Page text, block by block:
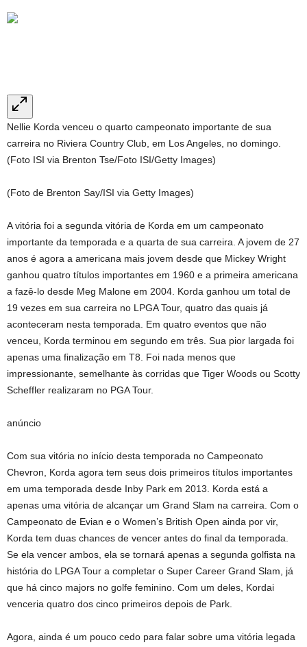
Nellie Korda venceu o quarto campeonato importante de sua
carreira no Riviera Country Club, em Los Angeles, no domingo.
(Foto ISI via Brenton Tse/Foto ISI/Getty Images)
(Foto de Brenton Say/ISI via Getty Images)
A vitória foi a segunda vitória de Korda em um campeonato
importante da temporada e a quarta de sua carreira. A jovem de 27
anos é agora a americana mais jovem desde que Mickey Wright
ganhou quatro títulos importantes em 1960 e a primeira americana
a fazê-lo desde Meg Malone em 2004. Korda ganhou um total de
19 vezes em sua carreira no LPGA Tour, quatro das quais já
aconteceram nesta temporada. Em quatro eventos que não
venceu, Korda terminou em segundo em três. Sua pior largada foi
apenas uma finalização em T8. Foi nada menos que
impressionante, semelhante às corridas que Tiger Woods ou Scotty
Scheffler realizaram no PGA Tour.
anúncio
Com sua vitória no início desta temporada no Campeonato
Chevron, Korda agora tem seus dois primeiros títulos importantes
em uma temporada desde Inby Park em 2013. Korda está a
apenas uma vitória de alcançar um Grand Slam na carreira. Com o
Campeonato de Evian e o Women’s British Open ainda por vir,
Korda tem duas chances de vencer antes do final da temporada.
Se ela vencer ambos, ela se tornará apenas a segunda golfista na
história do LPGA Tour a completar o Super Career Grand Slam, já
que há cinco majors no golfe feminino. Com um deles, Kordai
venceria quatro dos cinco primeiros depois de Park.
Agora, ainda é um pouco cedo para falar sobre uma vitória legada